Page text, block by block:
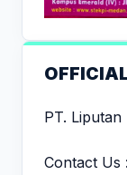
PT.
Contact Us :